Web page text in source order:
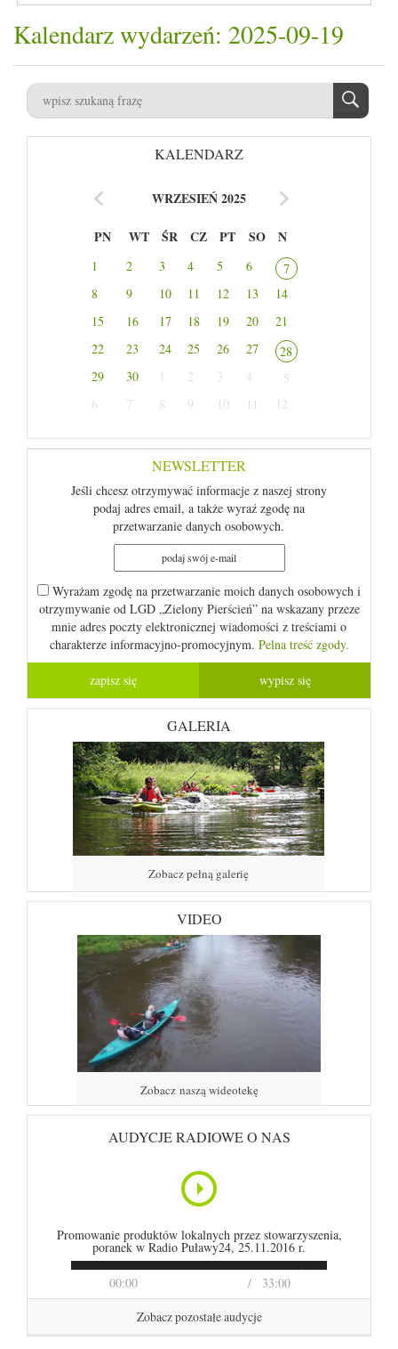
Kalendarz wydarzeń: 2025-09-19
KALENDARZ
WRZESIEŃ 2025
PN WT ŚR CZ PT SO N
1 2 3 4 5 6
7
8
9 10 11 12 13
14
15
16 17 18 19 20
21
22
23 24 25 26 27
28
29
30 1 2 3 4
5
6
7 8 9 10 11 12
NEWSLETTER
Jeśli chcesz otrzymywać informacje z naszej strony
podaj adres email, a także wyraź zgodę na
przetwarzanie danych osobowych.
Wyrażam zgodę na przetwarzanie moich danych osobowych i
otrzymywanie od LGD „Zielony Pierścień” na wskazany przeze
mnie adres poczty elektronicznej wiadomości z treściami o
charakterze informacyjno-promocyjnym. Pelna treść zgody.
GALERIA
Zobacz pełną galerię
VIDEO
Zobacz naszą wideotekę
AUDYCJE RADIOWE O NAS
00:00 33:00
Promowanie produktów lokalnych przez stowarzyszenia,
poranek w Radio Puławy24, 25.11.2016 r.
Zobacz pozostałe audycje